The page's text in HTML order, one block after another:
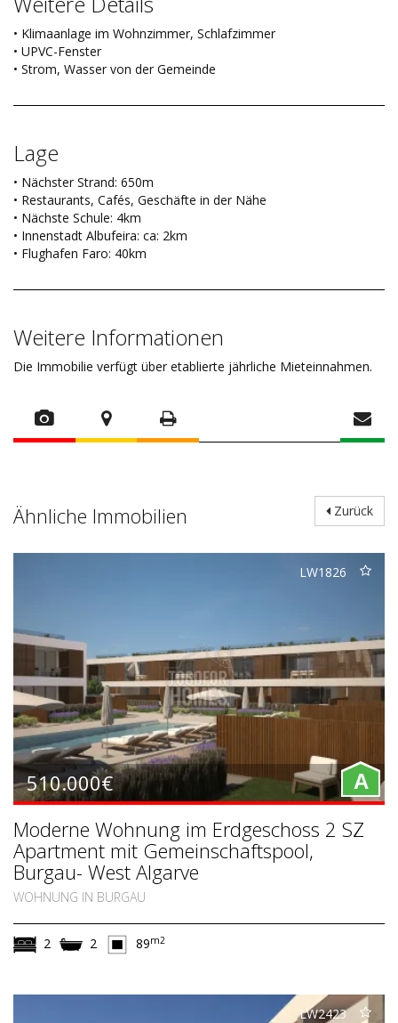
• Klimaanlage im Wohnzimmer, Schlafzimmer
• UPVC-Fenster
• Strom, Wasser von der Gemeinde
Lage
• Nächster Strand: 650m
• Restaurants, Cafés, Geschäfte in der Nähe
• Nächste Schule: 4km
• Innenstadt Albufeira: ca: 2km
• Flughafen Faro: 40km
Weitere Informationen
Die Immobilie verfügt über etablierte jährliche Mieteinnahmen.
Zurück
Ähnliche Immobilien
LW1826
510.000€ A
Moderne Wohnung im Erdgeschoss 2 SZ
Apartment mit Gemeinschaftspool,
Burgau- West Algarve
WOHNUNG IN BURGAU
2 2 89m2
LW2423